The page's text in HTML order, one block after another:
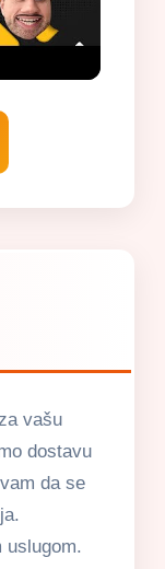
vašu
dostavu
da se
uslugom.